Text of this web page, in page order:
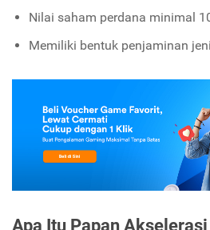
Nilai saham perdana minimal
Memiliki bentuk penjaminan
Apa Itu Papan